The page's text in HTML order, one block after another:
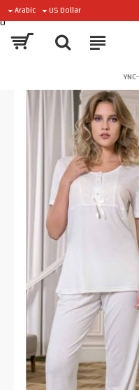
US Dollar
Arabic
0